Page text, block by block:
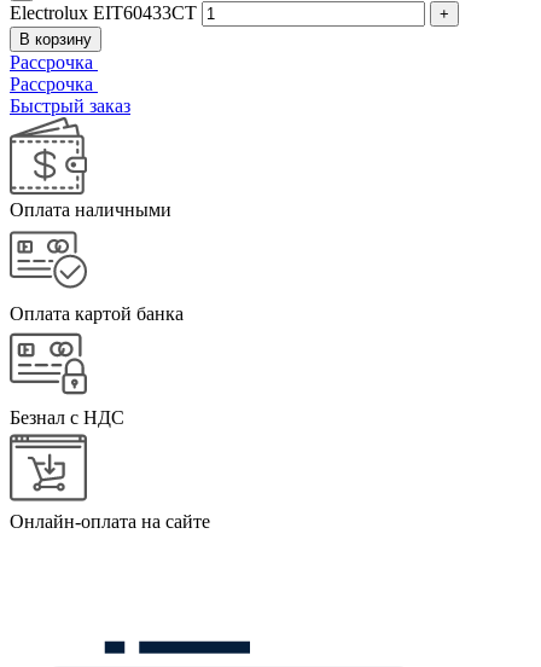
Electrolux EIT60433CT
В корзину
Рассрочка
Рассрочка
Быстрый заказ
Оплата наличными
Оплата картой банка
Безнал с НДС
Онлайн-оплата на сайте